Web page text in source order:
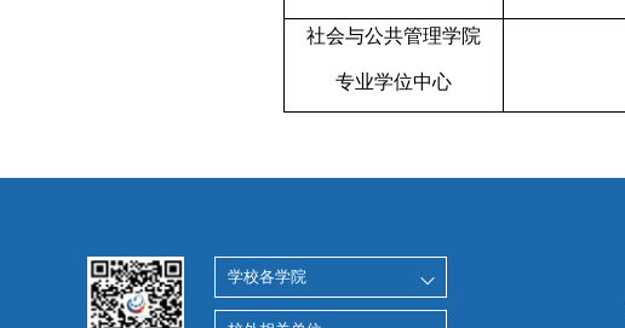
社会与公共管理学院
专业学位中心
学校各学院